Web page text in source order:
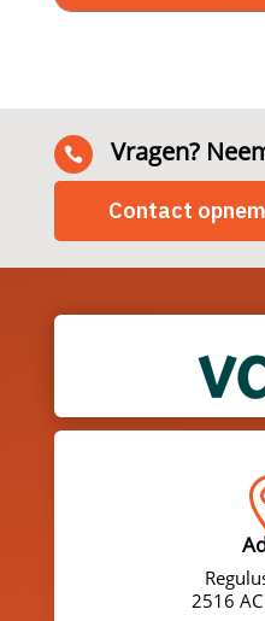
 Vragen?
Contact
2516